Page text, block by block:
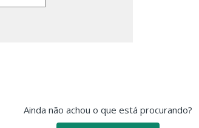
Ainda não achou o que está procurando?